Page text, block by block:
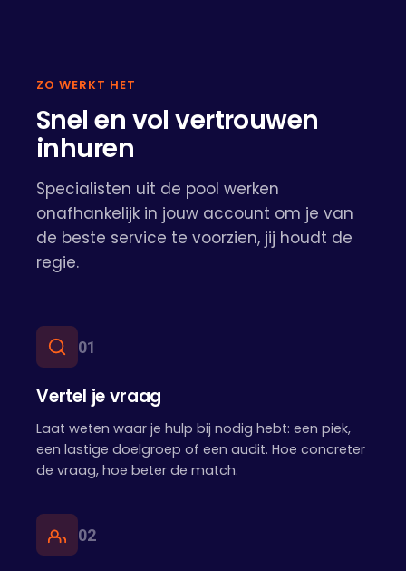
ZO WERKT HET
Snel en vol vertrouwen
inhuren
Specialisten uit de pool werken
onafhankelijk in jouw account om je van
de beste service te voorzien, jij houdt de
regie.
01
Vertel je vraag
Laat weten waar je hulp bij nodig hebt: een piek,
een lastige doelgroep of een audit. Hoe concreter
de vraag, hoe beter de match.
02